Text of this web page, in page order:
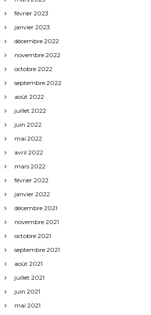
février 2023
janvier 2023
décembre 2022
novembre 2022
octobre 2022
septembre 2022
août 2022
juillet 2022
juin 2022
mai 2022
avril 2022
mars 2022
février 2022
janvier 2022
décembre 2021
novembre 2021
octobre 2021
septembre 2021
août 2021
juillet 2021
juin 2021
mai 2021